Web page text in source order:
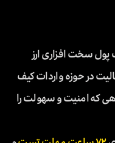
سخت افزاری ارز
فعالیت در حوزه واردات کیف
که امنیت و سهولت را